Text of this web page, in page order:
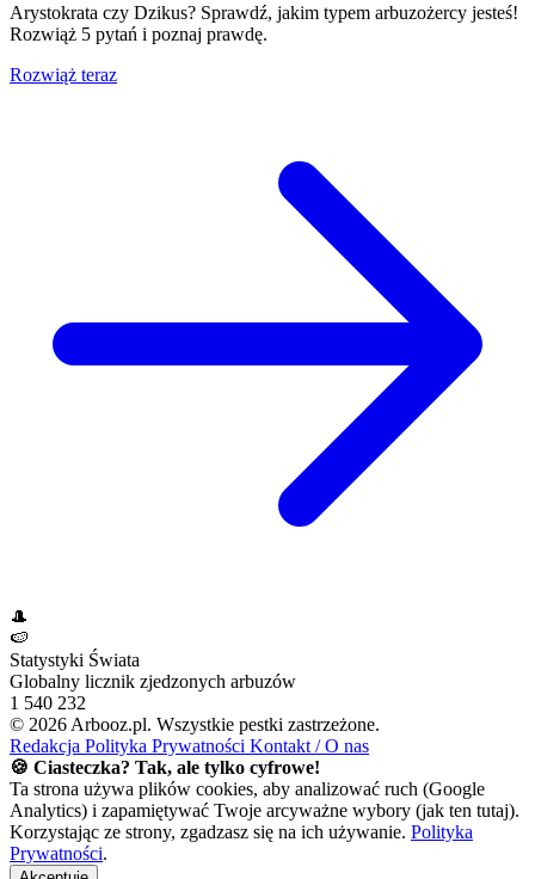
Arystokrata czy Dzikus? Sprawdź, jakim typem arbuzożercy jesteś!
Rozwiąż 5 pytań i poznaj prawdę.
Rozwiąż teraz
🎩
🍉
Statystyki Świata
Globalny licznik zjedzonych arbuzów
1 540 232
© 2026 Arbooz.pl. Wszystkie pestki zastrzeżone.
Redakcja Polityka Prywatności Kontakt / O nas
🍪 Ciasteczka? Tak, ale tylko cyfrowe!
Ta strona używa plików cookies, aby analizować ruch (Google
Analytics) i zapamiętywać Twoje arcyważne wybory (jak ten tutaj).
Korzystając ze strony, zgadzasz się na ich używanie. Polityka
Prywatności.